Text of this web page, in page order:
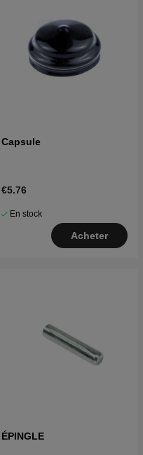
Capsule
€5.76
En stock
Acheter
ÉPINGLE